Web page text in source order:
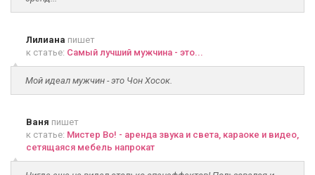
Лилиана пишет
к статье: Самый лучший мужчина - это...
Мой идеал мужчин - это Чон Хосок.
Ваня пишет
к статье: Мистер Во! - аренда звука и света, караоке и видео,
сетящаяся мебель напрокат